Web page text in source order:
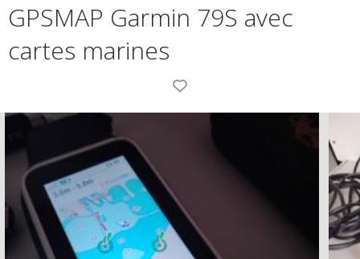
GPSMAP Garmin 79S avec
cartes marines